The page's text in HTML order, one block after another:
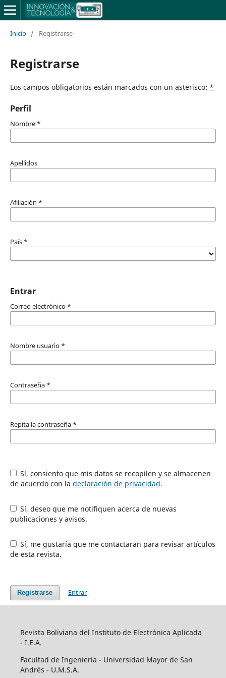
Inicio / Registrarse
Registrarse
Los campos obligatorios están marcados con un asterisco: *
Perfil
Nombre *
Apellidos
Afiliación *
País *
Entrar
Correo electrónico *
Nombre usuario *
Contraseña *
Repita la contraseña *
Sí, consiento que mis datos se recopilen y se almacenen
de acuerdo con la declaración de privacidad.
Sí, deseo que me notifiquen acerca de nuevas
publicaciones y avisos.
Sí, me gustaría que me contactaran para revisar artículos
de esta revista.
Registrarse Entrar
Revista Boliviana del Instituto de Electrónica Aplicada
- I.E.A.
Facultad de Ingeniería - Universidad Mayor de San
Andrés - U.M.S.A.